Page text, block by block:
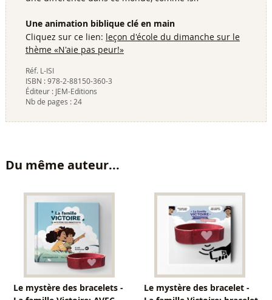
Une animation biblique clé en main
Cliquez sur ce lien: leçon d'école du dimanche sur le
thème «N'aie pas peur!»
Réf. L-ISI
ISBN : 978-2-88150-360-3
Éditeur : JEM-Editions
Nb de pages : 24
Du même auteur...
Le mystère des bracelets -
Le mystère des bracelet -